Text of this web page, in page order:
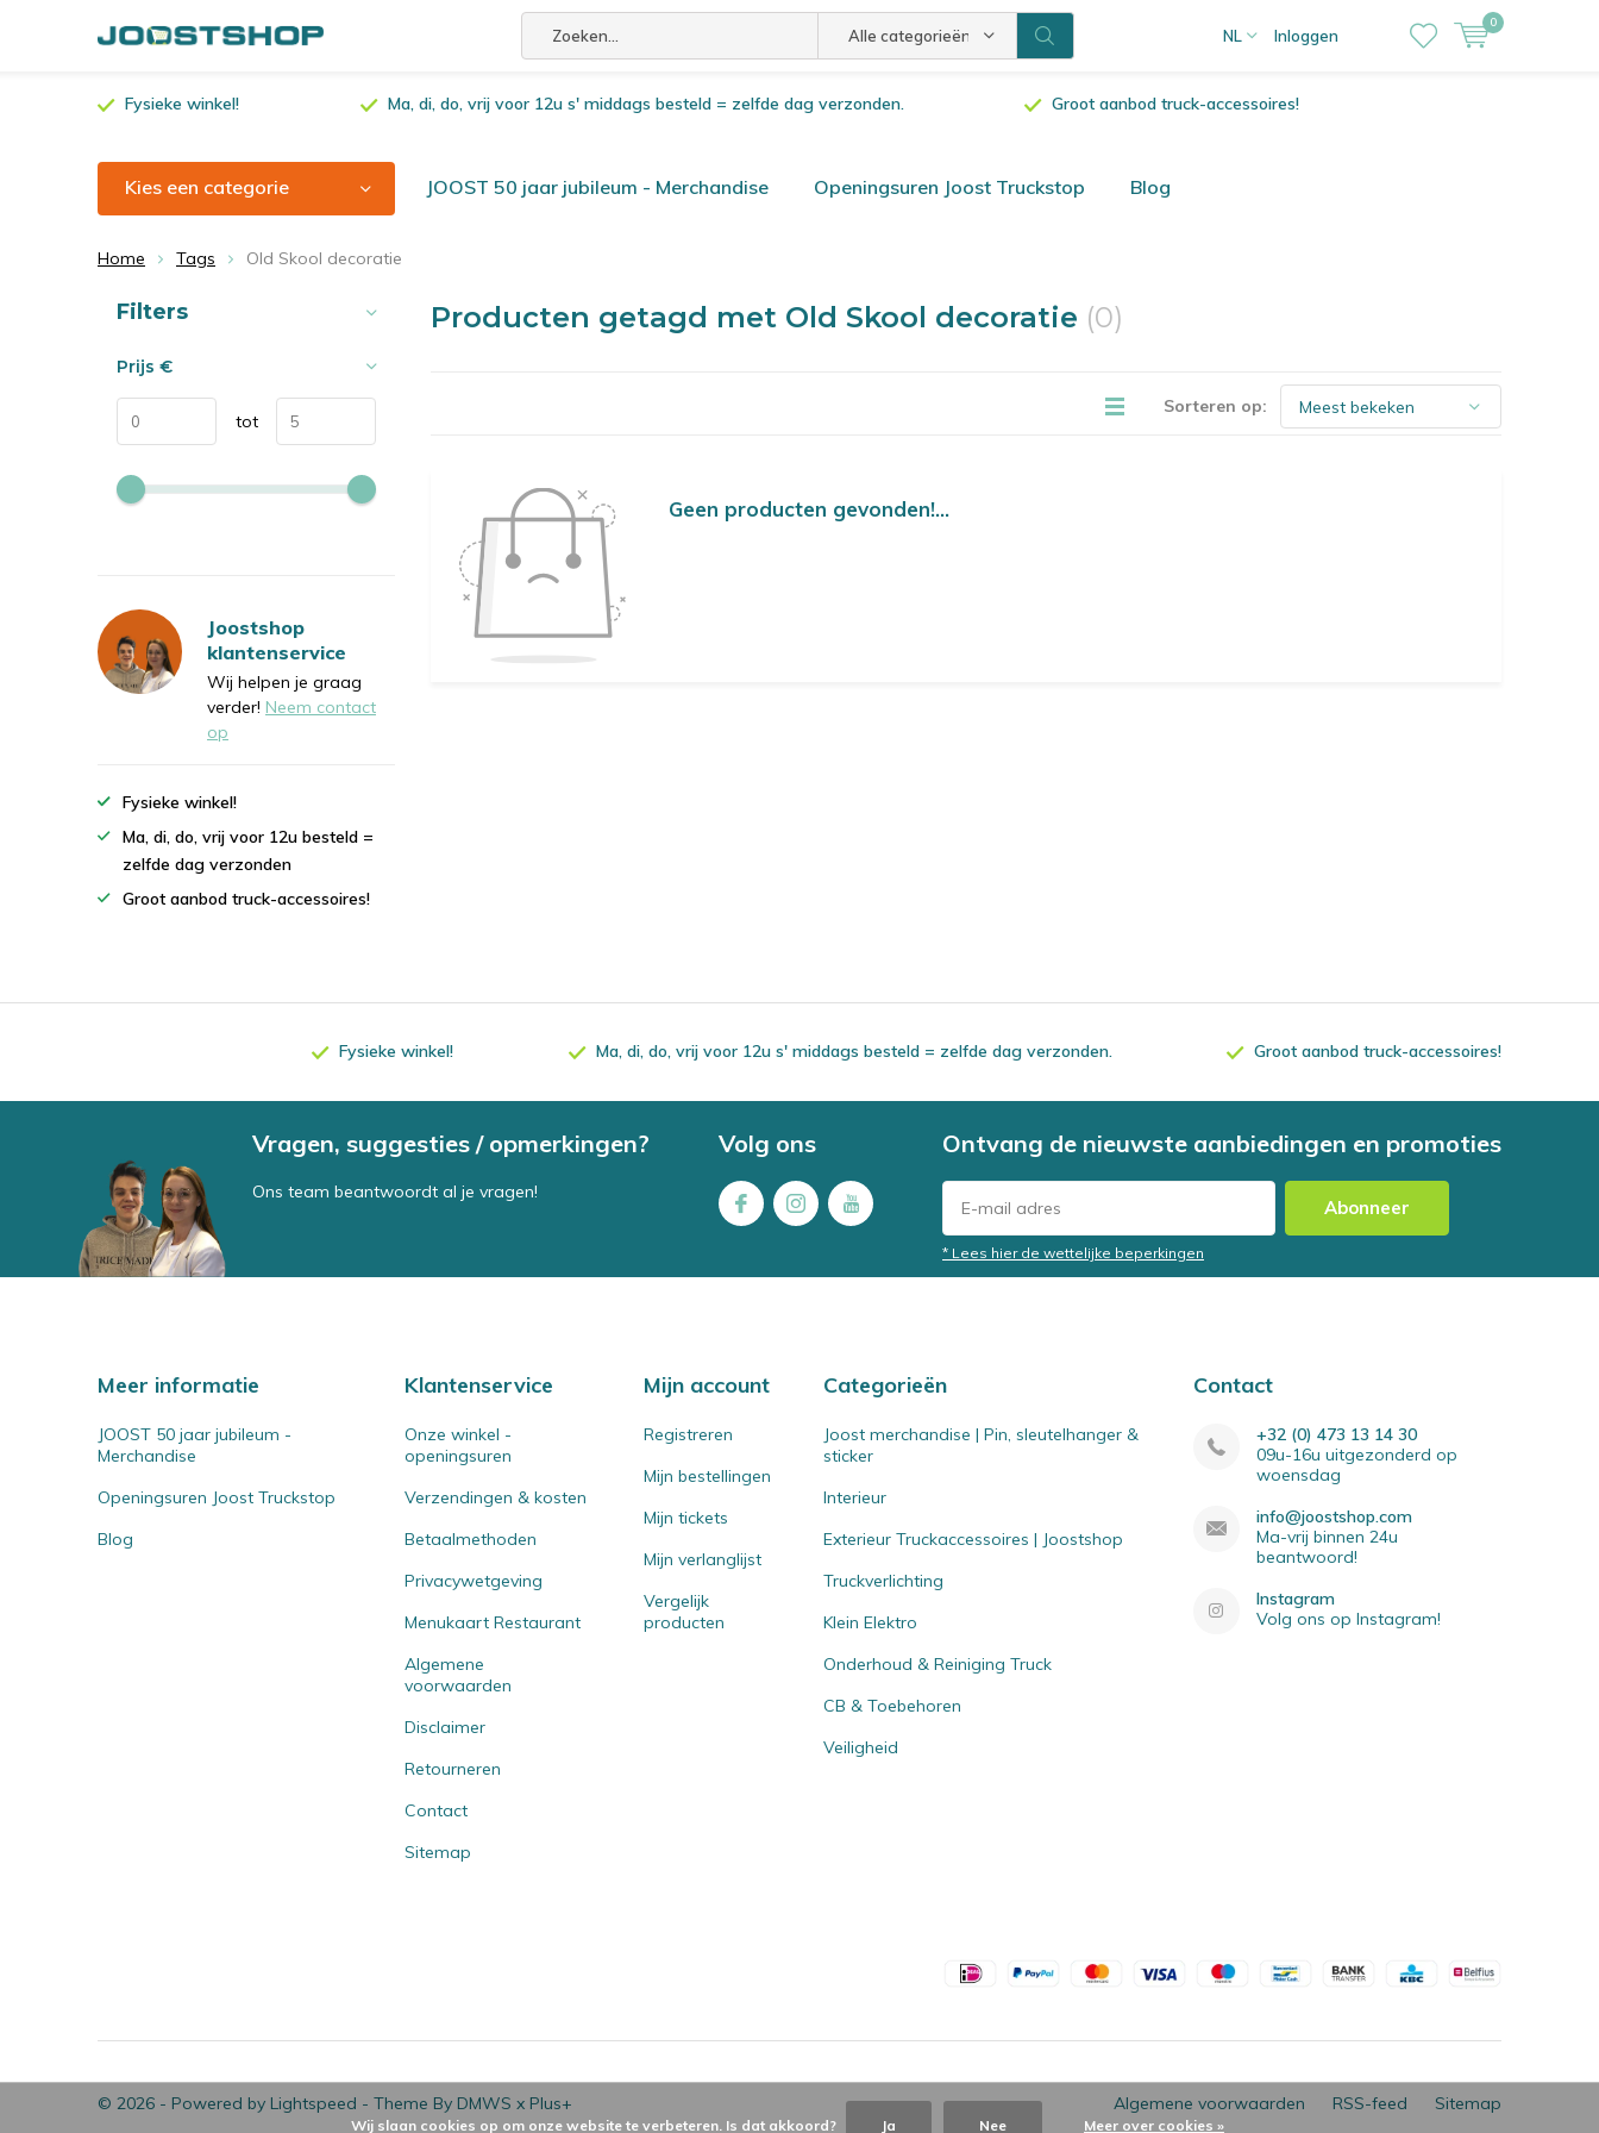
Alle categorieën NL Inloggen
0
Fysieke winkel! Ma, di, do, vrij voor 12u s' middags besteld = zelfde dag verzonden. Groot aanbod truck-accessoires!
Kies een categorie JOOST 50 jaar jubileum - Merchandise Openingsuren Joost Truckstop Blog
Home Tags Old Skool decoratie
Producten getagd met Old Skool decoratie (0)
Sorteren op:
Geen producten gevonden!...
Sorteren op:
Filters
Prijs €
tot
Joostshop
klantenservice
Wij helpen je graag
verder! Neem contact
op
Fysieke winkel!
Ma, di, do, vrij voor 12u besteld =
zelfde dag verzonden
Groot aanbod truck-accessoires!
Fysieke winkel! Ma, di, do, vrij voor 12u s' middags besteld = zelfde dag verzonden. Groot aanbod truck-accessoires!
Vragen, suggesties / opmerkingen?
Ons team beantwoordt al je vragen!
Volg ons Ontvang de nieuwste aanbiedingen en promoties
Abonneer
* Lees hier de wettelijke beperkingen
Meer informatie
JOOST 50 jaar jubileum -
Merchandise
Openingsuren Joost Truckstop
Blog
Klantenservice
Onze winkel -
openingsuren
Verzendingen & kosten
Betaalmethoden
Privacywetgeving
Menukaart Restaurant
Algemene
voorwaarden
Disclaimer
Retourneren
Contact
Sitemap
Mijn account
Registreren
Mijn bestellingen
Mijn tickets
Mijn verlanglijst
Vergelijk
producten
Categorieën
Joost merchandise | Pin, sleutelhanger &
sticker
Interieur
Exterieur Truckaccessoires | Joostshop
Truckverlichting
Klein Elektro
Onderhoud & Reiniging Truck
CB & Toebehoren
Veiligheid
Contact
+32 (0) 473 13 14 30
09u-16u uitgezonderd op
woensdag
info@joostshop.com
Ma-vrij binnen 24u
beantwoord!
Instagram
Volg ons op Instagram!
© 2026 - Powered by Lightspeed - Theme By DMWS x Plus+ Algemene voorwaarden RSS-feed Sitemap
Wij slaan cookies op om onze website te verbeteren. Is dat akkoord? Ja Nee Meer over cookies »